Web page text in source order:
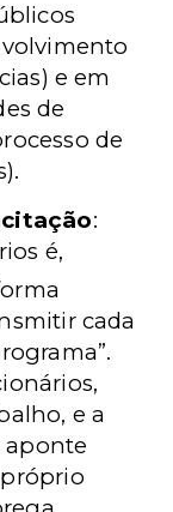
e em
de
de
:
é,
cada
e a
aponte